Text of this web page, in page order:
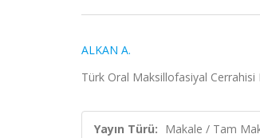
ALKAN A.
Türk Oral Maksillofasiyal
Yayın Türü: Makale / Tam